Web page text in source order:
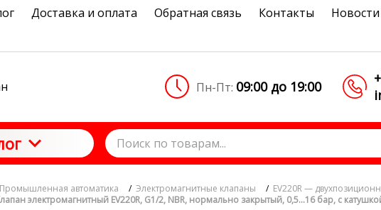
Доставка и оплата Обратная связь Контакты
Новости
Пн-Пт: 09:00 до 19:00
Промышленная автоматика / Электромагнитные клапаны / EV220R —
электромагнитный EV220R, G1/2, NBR, нормально закрытый, 0,5…16 бар, с